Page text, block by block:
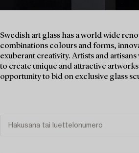
Swedish art glass has a world wide
combinations colours and forms,
exuberant creativity. Artists and
to create unique and attractive
opportunity to bid on exclusive glass